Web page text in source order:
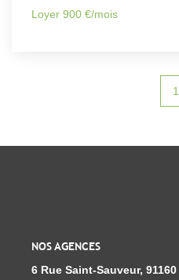
+ 152.77€ EDL dossier à déposer sur dossier facile com
avant toute visite ou rdv
Loyer 900 €/mois
1
NOS AGENCES
6 Rue Saint-Sauveur,